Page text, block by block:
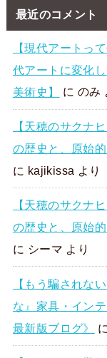
最近のコメント
【現代アートっ
代アートに変化
美術史】
に のみ
【天穂のサクナ
の歴史と、原始
に kajikissa より
【天穂のサクナ
の歴史と、原始
に シーマ より
【もう騙されな
な』家具・イン
最新版ブログ》
に